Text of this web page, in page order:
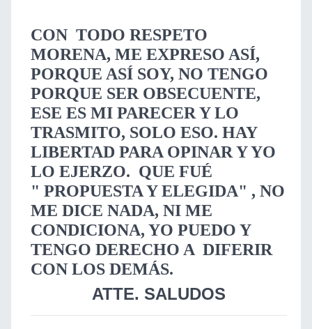
CON TODO RESPETO
MORENA, ME EXPRESO ASÍ,
PORQUE ASÍ SOY, NO TENGO
PORQUE SER OBSECUENTE,
ESE ES MI PARECER Y LO
TRASMITO, SOLO ESO. HAY
LIBERTAD PARA OPINAR Y YO
LO EJERZO. QUE FUÉ
" PROPUESTA Y ELEGIDA" , NO
ME DICE NADA, NI ME
CONDICIONA, YO PUEDO Y
TENGO DERECHO A DIFERIR
CON LOS DEMÁS.
ATTE. SALUDOS